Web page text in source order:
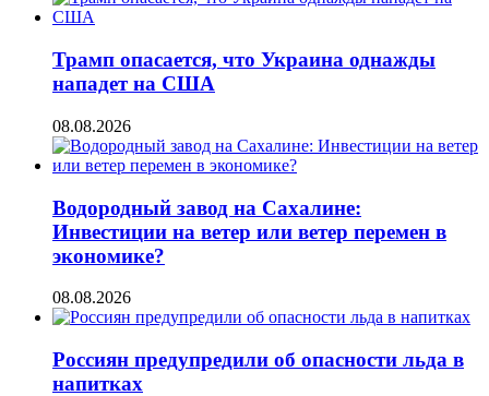
Трамп опасается, что Украина однажды
нападет на США
08.08.2026
Водородный завод на Сахалине:
Инвестиции на ветер или ветер перемен в
экономике?
08.08.2026
Россиян предупредили об опасности льда в
напитках